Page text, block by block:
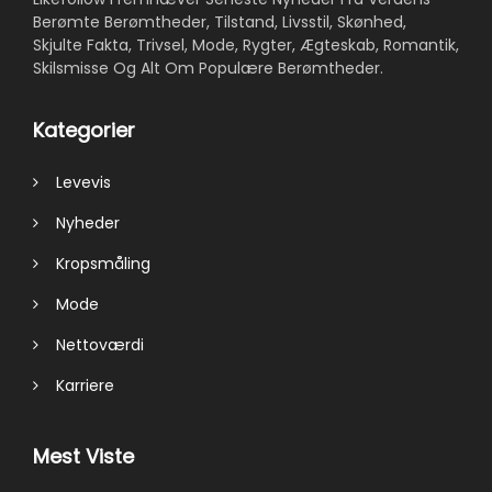
Berømte Berømtheder, Tilstand, Livsstil, Skønhed,
Skjulte Fakta, Trivsel, Mode, Rygter, Ægteskab, Romantik,
Skilsmisse Og Alt Om Populære Berømtheder.
Kategorier
Levevis
Nyheder
Kropsmåling
Mode
Nettoværdi
Karriere
Mest Viste